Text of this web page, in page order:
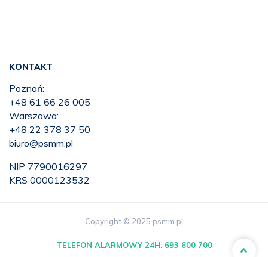
KONTAKT
Poznań:
+48 61 66 26 005
Warszawa:
+48 22 378 37 50
biuro@psmm.pl
NIP 7790016297
KRS 0000123532
Copyright © 2025 psmm.pl
TELEFON ALARMOWY 24H: 693 600 700